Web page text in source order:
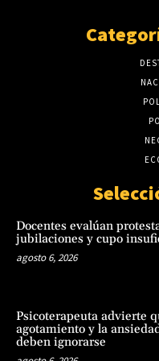
Docentes evalúan
jubilaciones y cupo
agosto 6, 2026
Psicoterapeuta advierte
agotamiento y la
deben ignorarse